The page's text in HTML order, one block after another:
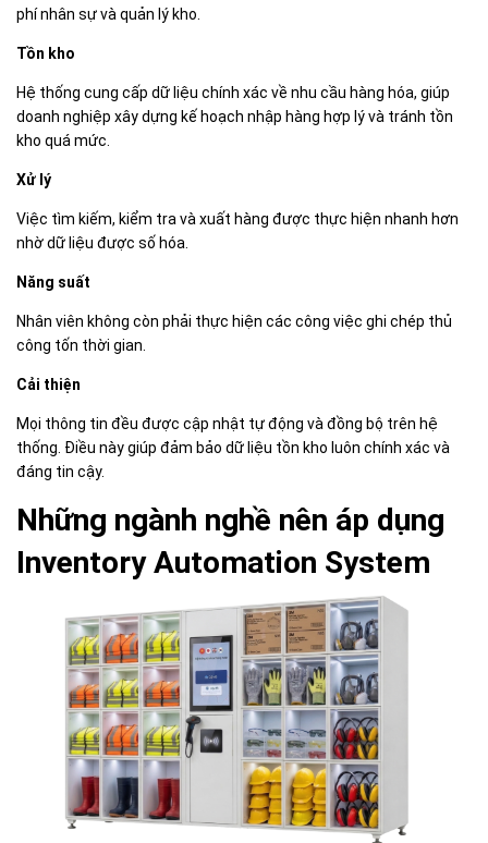
phí nhân sự và quản lý kho.
Tồn kho
Hệ thống cung cấp dữ liệu chính xác về nhu cầu hàng hóa, giúp
doanh nghiệp xây dựng kế hoạch nhập hàng hợp lý và tránh tồn
kho quá mức.
Xử lý
Việc tìm kiếm, kiểm tra và xuất hàng được thực hiện nhanh hơn
nhờ dữ liệu được số hóa.
Năng suất
Nhân viên không còn phải thực hiện các công việc ghi chép thủ
công tốn thời gian.
Cải thiện
Mọi thông tin đều được cập nhật tự động và đồng bộ trên hệ
thống. Điều này giúp đảm bảo dữ liệu tồn kho luôn chính xác và
đáng tin cậy.
Những ngành nghề nên áp dụng
Inventory Automation System